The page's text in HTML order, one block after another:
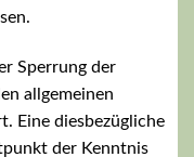
Sperrung der
allgemeinen
Eine diesbezügliche
der Kenntnis